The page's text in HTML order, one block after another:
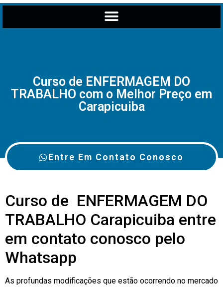
Curso de ENFERMAGEM DO
TRABALHO com o Melhor Preço em
Carapicuiba
Entre Em Contato Conosco
Curso de ENFERMAGEM DO
TRABALHO Carapicuiba entre
em contato conosco pelo
Whatsapp
As profundas modificações que estão ocorrendo no mercado